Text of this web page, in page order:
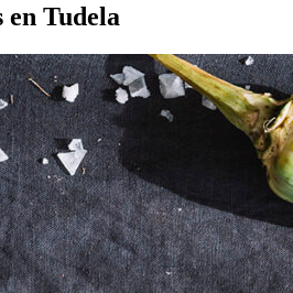
Tudela